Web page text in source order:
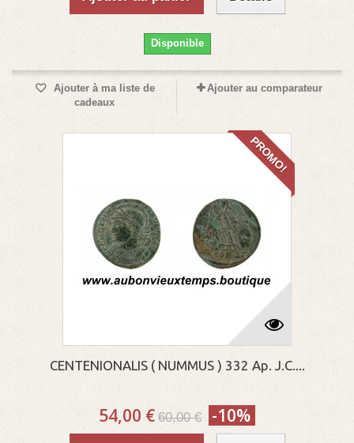
Disponible
Ajouter à ma liste de
cadeaux
Ajouter au comparateur
PROMO!
CENTENIONALIS ( NUMMUS ) 332 Ap. J.C....
54,00 € 60,00 € -10%